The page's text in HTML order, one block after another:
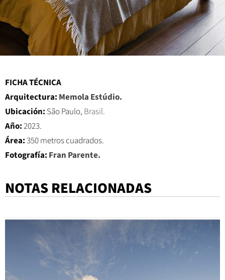
FICHA TÉCNICA
Arquitectura: Memola Estúdio.
Ubicación: São Paulo, Brasil.
Año: 2023.
Área: 350 metros cuadrados.
Fotografía: Fran Parente.
NOTAS RELACIONADAS